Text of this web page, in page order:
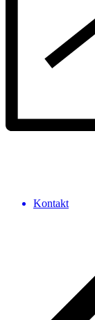
Kontakt